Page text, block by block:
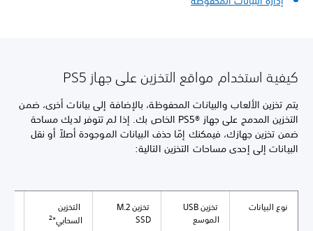
كيفية استخدام مواقع التخزين على جهاز PS5
يتم تخزين الألعاب والبيانات المحفوظة، بالإضافة إلى بيانات أخرى، ضمن
التخزين المدمج على جهاز PS5®‎ الخاص بك. إذا لم تتوفر لديك مساحة
ضمن تخزين جهازك، فيمكنك إمّا حذف البيانات الموجودة أصلاً أو نقل
البيانات إلى إحدى مساحات التخزين التالية:
نوع البيانات
تخزين USB
الموسع
تخزين M.2
SSD
التخزين
السحابي* 2